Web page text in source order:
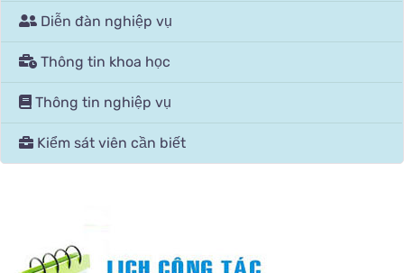
Diễn đàn nghiệp vụ
Thông tin khoa học
Thông tin nghiệp vụ
Kiểm sát viên cần biết